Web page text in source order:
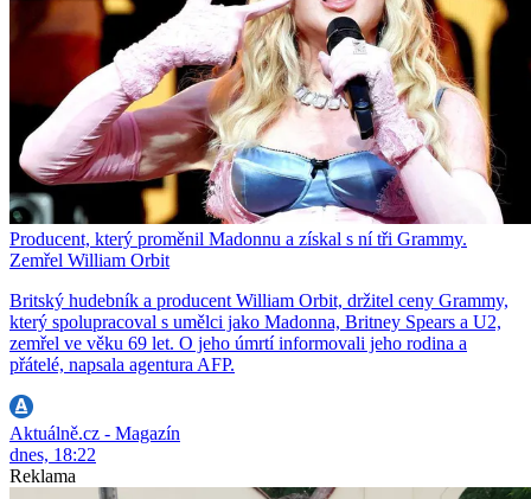
Producent, který proměnil Madonnu a získal s ní tři Grammy.
Zemřel William Orbit
Britský hudebník a producent William Orbit, držitel ceny Grammy,
který spolupracoval s umělci jako Madonna, Britney Spears a U2,
zemřel ve věku 69 let. O jeho úmrtí informovali jeho rodina a
přátelé, napsala agentura AFP.
Aktuálně.cz - Magazín
dnes, 18:22
Reklama